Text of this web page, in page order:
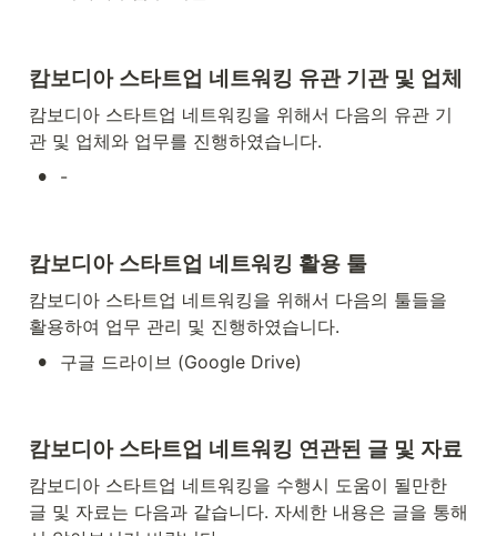
캄보디아 스타트업 네트워킹 유관 기관 및 업체
캄보디아 스타트업 네트워킹을 위해서 다음의 유관 기
관 및 업체와 업무를 진행하였습니다.
• -
캄보디아 스타트업 네트워킹 활용 툴
캄보디아 스타트업 네트워킹을 위해서 다음의 툴들을
활용하여 업무 관리 및 진행하였습니다.
• 구글 드라이브 (Google Drive)
캄보디아 스타트업 네트워킹 연관된 글 및 자료
캄보디아 스타트업 네트워킹을 수행시 도움이 될만한
글 및 자료는 다음과 같습니다. 자세한 내용은 글을 통해